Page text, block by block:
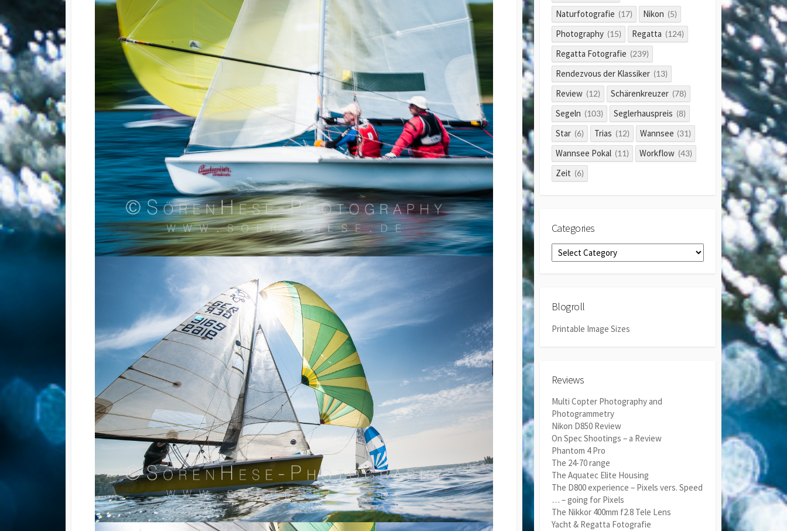
Naturfotografie (17) Nikon (5)
Photography (15) Regatta (124)
Regatta Fotografie (239)
Rendezvous der Klassiker (13)
Review (12) Schärenkreuzer (78)
Segeln (103) Seglerhauspreis (8)
Star (6) Trias (12) Wannsee (31)
Wannsee Pokal (11) Workflow (43)
Zeit (6)
Categories
Categories
Blogroll
Printable Image Sizes
Reviews
Multi Copter Photography and
Photogrammetry
Nikon D850 Review
On Spec Shootings – a Review
Phantom 4 Pro
The 24-70 range
The Aquatec Elite Housing
The D800 experience – Pixels vers. Speed
… – going for Pixels
The Nikkor 400mm f2.8 Tele Lens
Yacht & Regatta Fotografie